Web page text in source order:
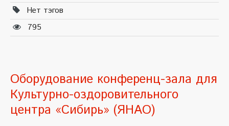
Нет тэгов
795
Оборудование конференц-зала для
Культурно-оздоровительного
центра «Сибирь» (ЯНАО)